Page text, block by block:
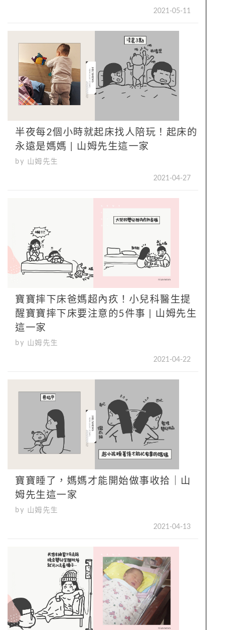
2021-05-11
半夜每2個小時就起床找人陪玩！起床的
永遠是媽媽 | 山姆先生這一家
by 山姆先生
2021-04-27
寶寶摔下床爸媽超內疚！小兒科醫生提
醒寶寶摔下床要注意的5件事 | 山姆先生
這一家
by 山姆先生
2021-04-22
寶寶睡了，媽媽才能開始做事收拾｜山
姆先生這一家
by 山姆先生
2021-04-13